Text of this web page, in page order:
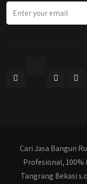
Cari Jasa Bangun
Profesional,
Tangrang Bekasi